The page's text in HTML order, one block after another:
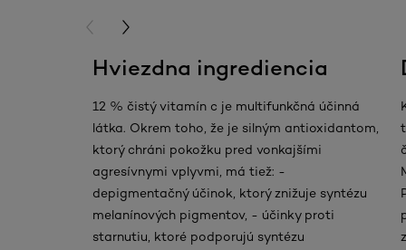
Hviezdna ingrediencia
12 % čistý vitamín c je multifunkčná účinná
látka. Okrem toho, že je silným antioxidantom,
ktorý chráni pokožku pred vonkajšími
agresívnymi vplyvmi, má tiež: -
depigmentačný účinok, ktorý znižuje syntézu
melanínových pigmentov, - účinky proti
starnutiu, ktoré podporujú syntézu
PREVIOUS CARD
NEXT CARD